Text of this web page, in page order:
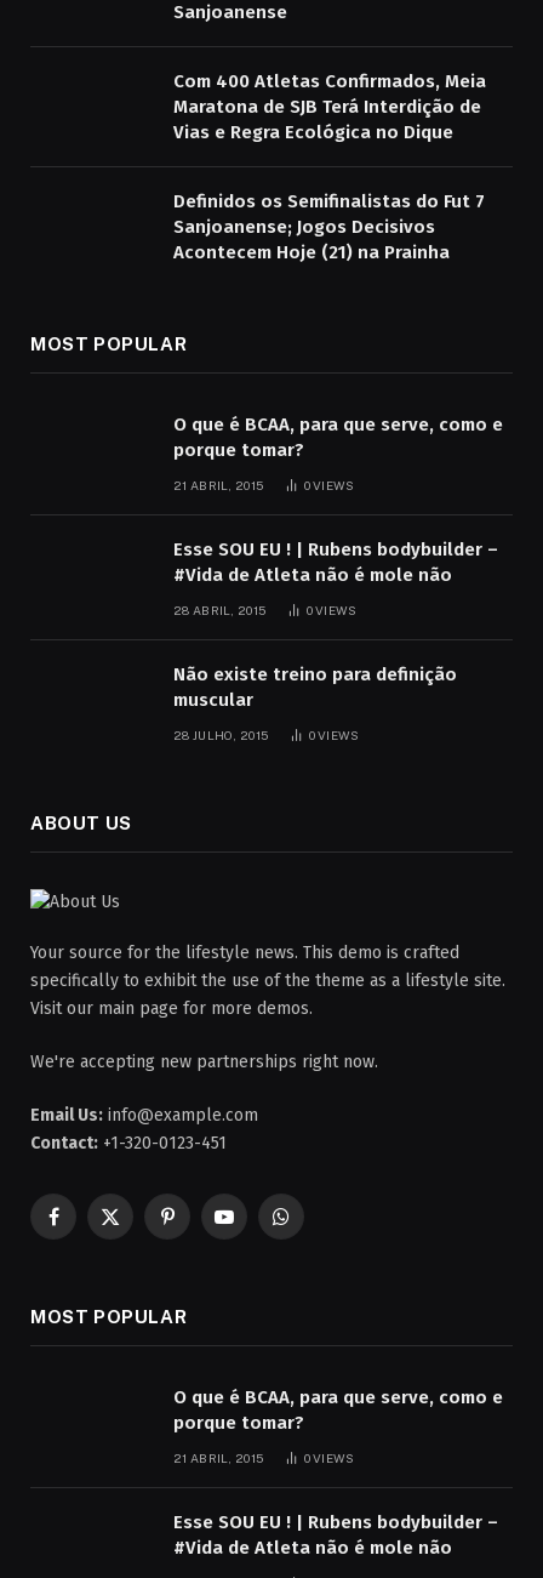
Sanjoanense
Com 400 Atletas Confirmados, Meia
Maratona de SJB Terá Interdição de
Vias e Regra Ecológica no Dique
Definidos os Semifinalistas do Fut 7
Sanjoanense; Jogos Decisivos
Acontecem Hoje (21) na Prainha
MOST POPULAR
O que é BCAA, para que serve, como e
porque tomar?
21 ABRIL, 2015 0VIEWS
Esse SOU EU ! | Rubens bodybuilder –
#Vida de Atleta não é mole não
28 ABRIL, 2015 0VIEWS
Não existe treino para definição
muscular
28 JULHO, 2015 0VIEWS
ABOUT US
Your source for the lifestyle news. This demo is crafted
specifically to exhibit the use of the theme as a lifestyle site.
Visit our main page for more demos.
We're accepting new partnerships right now.
Email Us: info@example.com
Contact: +1-320-0123-451
Facebook
X
PinterestYouTubeWhatsApp
MOST POPULAR
O que é BCAA, para que serve, como e
porque tomar?
21 ABRIL, 2015 0VIEWS
Esse SOU EU ! | Rubens bodybuilder –
#Vida de Atleta não é mole não